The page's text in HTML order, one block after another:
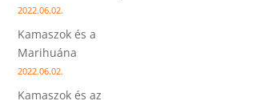
2022.06.02.
Kamaszok és a
Marihuána
2022.06.02.
Kamaszok és az